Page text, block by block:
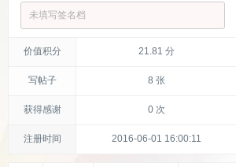
未填写签名档
价值积分 21.81 分
写帖子 8 张
获得感谢 0 次
注册时间 2016-06-01 16:00:11